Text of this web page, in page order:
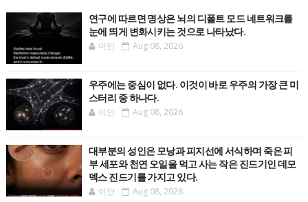
연구에 따르면 명상은 뇌의 디폴트 모드 네트워크를
눈에 띄게 변화시키는 것으로 나타났다.
이안 Aug 08, 2026
우주에는 중심이 없다. 이것이 바로 우주의 가장 큰 미
스터리 중 하나다.
이안 Aug 08, 2026
대부분의 성인은 모낭과 피지선에 서식하며 죽은 피
부 세포와 천연 오일을 먹고 사는 작은 진드기인 데모
덱스 진드기를 가지고 있다.
이안 Aug 08, 2026